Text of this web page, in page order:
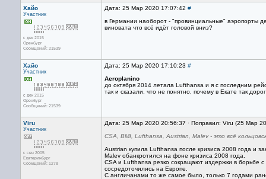
Хайо
Участник
с дек 2015
Оренбург
Сообщений: 21539
Дата: 25 Мар 2020 17:07:42 #
в Германии наоборот - "провинциальные" аэропорты
виновата что всё идёт головой вниз?
Хайо
Участник
с дек 2015
Оренбург
Сообщений: 21539
Дата: 25 Мар 2020 17:10:23 #
Aeroplanino
до октября 2014 летала Lufthansa и я с последним
так и сказали, что не понятно, почему в Екате так
Viru
Участник
с сен 2005
Екатеринбург
Сообщений: 1278
Дата: 25 Мар 2020 20:56:37 · Поправил: Viru (25 Мар
CSA, BMI, Lufthansa, Austrian, Malev - это всё
Austrian купила Lufthansa после кризиса 2008 года и
Malev обанкротился на фоне кризиса 2008 года.
CSA и Lufthansa резко сокращают издержки в борьбе
сосредоточились на Европе.
С англичанами то же самое было, только 7 годами